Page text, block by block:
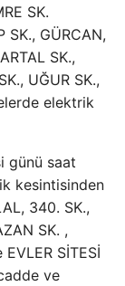
SK.
SK., GÜRCAN,
SK.,
UĞUR SK.,
elektrik
günü saat
kesintisinden
340. SK.,
SK. ,
SİTESİ
ve